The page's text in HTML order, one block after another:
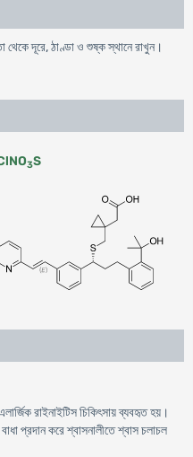
থেকে দূরে, ঠাণ্ডা ও শুষ্ক স্থানে রাখুন।
3S
রাইনাইটিস চিকিৎসায় ব্যবহৃত হয়।
প্রদান করে শ্বাসনালীতে শ্বাস চলাচল